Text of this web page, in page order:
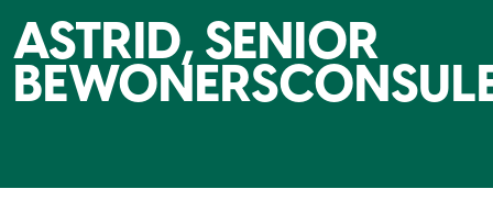
ASTRID, SENIOR